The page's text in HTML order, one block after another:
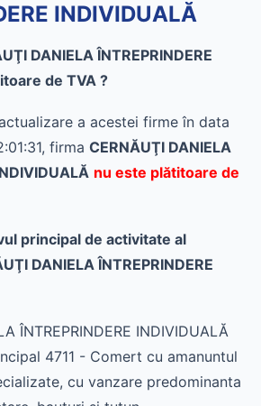
INDIVIDUALĂ
DANIELA ÎNTREPRINDERE
de TVA ?
a acestei firme în data
firma CERNĂUŢI DANIELA
nu este plătitoare de
principal de activitate al
DANIELA ÎNTREPRINDERE
ÎNTREPRINDERE INDIVIDUALĂ
4711 - Comert cu amanuntul
cu vanzare predominanta